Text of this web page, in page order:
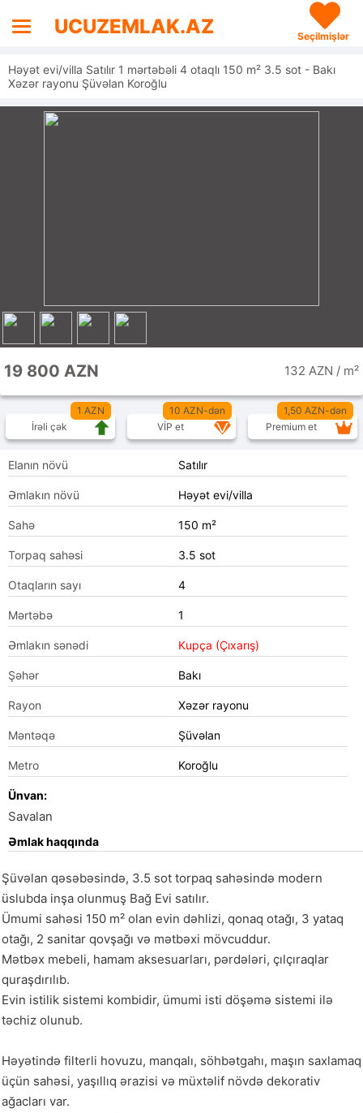
UCUZEMLAK.AZ Seçilmişlər
Həyət evi/villa Satılır 1 mərtəbəli 4 otaqlı 150 m² 3.5 sot - Bakı
Xəzər rayonu Şüvəlan Koroğlu
19 800 AZN 132 AZN / m²
1 AZN
İrəli çək
10 AZN-dən
VİP et
1,50 AZN-dən
Premium et
Elanın növü Satılır
Əmlakın növü Həyət evi/villa
Sahə 150 m²
Torpaq sahəsi 3.5 sot
Otaqların sayı 4
Mərtəbə 1
Əmlakın sənədi Kupça (Çıxarış)
Şəhər Bakı
Rayon Xəzər rayonu
Məntəqə Şüvəlan
Metro Koroğlu
Ünvan:
Savalan
Əmlak haqqında
Şüvəlan qəsəbəsində, 3.5 sot torpaq sahəsində modern
üslubda inşa olunmuş Bağ Evi satılır.
Ümumi sahəsi 150 m² olan evin dəhlizi, qonaq otağı, 3 yataq
otağı, 2 sanitar qovşağı və mətbəxi mövcuddur.
Mətbəx mebeli, hamam aksesuarları, pərdələri, çılçıraqlar
quraşdırılıb.
Evin istilik sistemi kombidir, ümumi isti döşəmə sistemi ilə
təchiz olunub.
Həyətində filterli hovuzu, manqalı, söhbətgahı, maşın saxlamaq
üçün sahəsi, yaşıllıq ərazisi və müxtəlif növdə dekorativ
ağacları var.